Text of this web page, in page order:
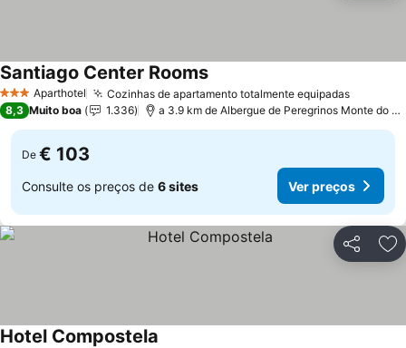
3 EstrelasAparthotel Cozinhas de apartamento totalmente equipadas
Santiago Center Rooms
8,3 Muito boa 1.336 a 3.9 km de Albergue de Peregrinos Monte do Gozo
De € 103
Consulte os preços de 6 sites Ver preços
Partilhar
Hotel Compostela